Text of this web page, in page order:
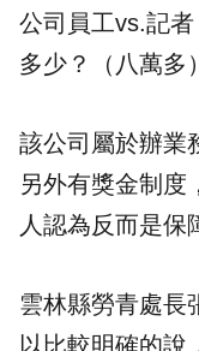
公司員工vs.記
多少？（八萬多
該公司屬於辦業
另外有獎金制度
人認為反而是保
雲林縣勞青處長
以比較明確的說